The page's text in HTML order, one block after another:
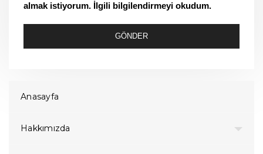
almak istiyorum. İlgili bilgilendirmeyi okudum.
GÖNDER
Anasayfa
Hakkımızda